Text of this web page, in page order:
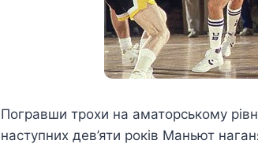
Погравши трохи на аматорському
наступних дев’яти років Маньют